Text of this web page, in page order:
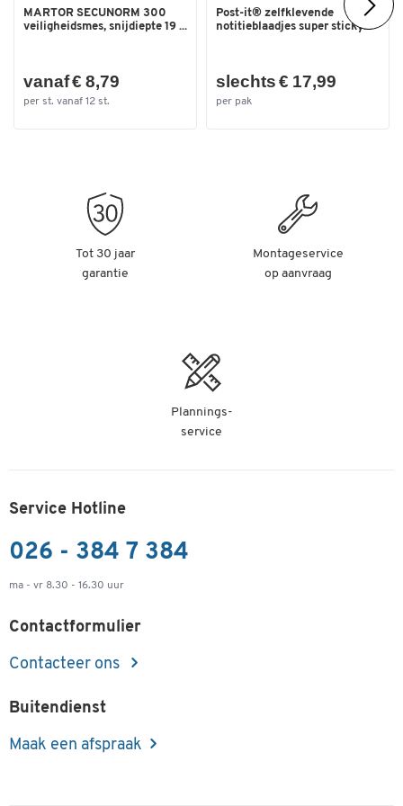
Lengte laadvlak (mm) 790
MARTOR SECUNORM 300
veiligheidsmes, snijdiepte 19 ...
vanaf € 8,79
per st. vanaf 12 st.
Post-it® zelfklevende
notitieblaadjes super sticky...
slechts € 17,99
per pak
Tot 30 jaar
garantie
Montageservice
op aanvraag
Plannings-
service
Service Hotline
026 - 384 7 384
ma - vr 8.30 - 16.30 uur
Contactformulier
Contacteer ons
Buitendienst
Maak een afspraak